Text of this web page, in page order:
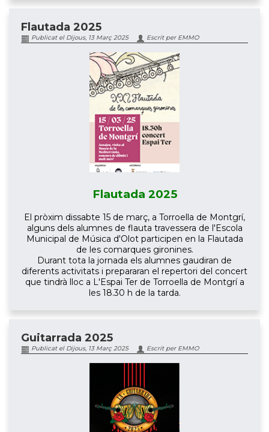
Flautada 2025
Publicat el Dijous, 13 Març 2025 Escrit per EMMO
Flautada 2025
El pròxim dissabte 15 de març, a Torroella de Montgrí,
alguns dels alumnes de flauta travessera de l'Escola
Municipal de Música d'Olot participen en la Flautada
de les comarques gironines.
Durant tota la jornada els alumnes gaudiran de
diferents activitats i prepararan el repertori del concert
que tindrà lloc a L'Espai Ter de Torroella de Montgrí a
les 18.30 h de la tarda.
Guitarrada 2025
Publicat el Dijous, 13 Març 2025 Escrit per EMMO